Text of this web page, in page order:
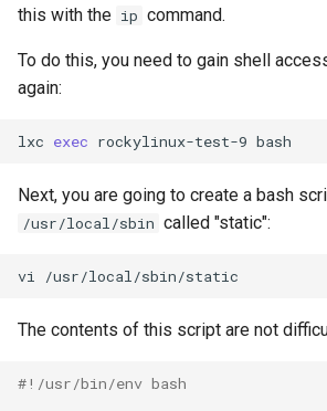
this with the ip command.
To do this, you need to gain shell
again:
lxc exec rockylinux-test-9
Next, you are going to create a bash
/usr/local/sbin called "static":
vi
The contents of this script are not
#!/usr/bin/env bash